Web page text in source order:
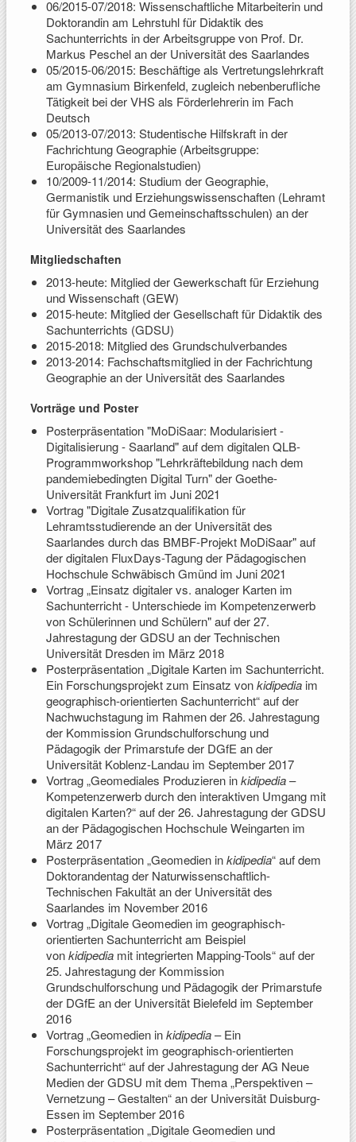
06/2015-07/2018: Wissenschaftliche Mitarbeiterin und
Doktorandin am Lehrstuhl für Didaktik des
Sachunterrichts in der Arbeitsgruppe von Prof. Dr.
Markus Peschel an der Universität des Saarlandes
05/2015-06/2015: Beschäftige als Vertretungslehrkraft
am Gymnasium Birkenfeld, zugleich nebenberufliche
Tätigkeit bei der VHS als Förderlehrerin im Fach
Deutsch
05/2013-07/2013: Studentische Hilfskraft in der
Fachrichtung Geographie (Arbeitsgruppe:
Europäische Regionalstudien)
10/2009-11/2014: Studium der Geographie,
Germanistik und Erziehungswissenschaften (Lehramt
für Gymnasien und Gemeinschaftsschulen) an der
Universität des Saarlandes
Mitgliedschaften
2013-heute: Mitglied der Gewerkschaft für Erziehung
und Wissenschaft (GEW)
2015-heute: Mitglied der Gesellschaft für Didaktik des
Sachunterrichts (GDSU)
2015-2018: Mitglied des Grundschulverbandes
2013-2014: Fachschaftsmitglied in der Fachrichtung
Geographie an der Universität des Saarlandes
Vorträge und Poster
Posterpräsentation "MoDiSaar: Modularisiert -
Digitalisierung - Saarland" auf dem digitalen QLB-
Programmworkshop "Lehrkräftebildung nach dem
pandemiebedingten Digital Turn" der Goethe-
Universität Frankfurt im Juni 2021
Vortrag "Digitale Zusatzqualifikation für
Lehramtsstudierende an der Universität des
Saarlandes durch das BMBF-Projekt MoDiSaar" auf
der digitalen FluxDays-Tagung der Pädagogischen
Hochschule Schwäbisch Gmünd im Juni 2021
Vortrag „Einsatz digitaler vs. analoger Karten im
Sachunterricht - Unterschiede im Kompetenzerwerb
von Schülerinnen und Schülern" auf der 27.
Jahrestagung der GDSU an der Technischen
Universität Dresden im März 2018
Posterpräsentation „Digitale Karten im Sachunterricht.
Ein Forschungsprojekt zum Einsatz vonkidipedia im
geographisch-orientierten Sachunterricht“ auf der
Nachwuchstagung im Rahmen der 26. Jahrestagung
der Kommission Grundschulforschung und
Pädagogik der Primarstufe der DGfE an der
Universität Koblenz-Landau im September 2017
Vortrag „Geomediales Produzieren inkidipedia–
Kompetenzerwerb durch den interaktiven Umgang mit
digitalen Karten?“ auf der 26. Jahrestagung der GDSU
an der Pädagogischen Hochschule Weingarten im
März 2017
Posterpräsentation „Geomedien inkidipedia“ auf dem
Doktorandentag der Naturwissenschaftlich-
Technischen Fakultät an der Universität des
Saarlandes im November 2016
Vortrag „Digitale Geomedien im geographisch-
orientierten Sachunterricht am Beispiel
vonkidipedia mit integrierten Mapping-Tools“ auf der
25. Jahrestagung der Kommission
Grundschulforschung und Pädagogik der Primarstufe
der DGfE an der Universität Bielefeld im September
2016
Vortrag „Geomedien inkidipedia– Ein
Forschungsprojekt im geographisch-orientierten
Sachunterricht“ auf der Jahrestagung der AG Neue
Medien der GDSU mit dem Thema „Perspektiven –
Vernetzung – Gestalten“ an der Universität Duisburg-
Essen im September 2016
Posterpräsentation „Digitale Geomedien und